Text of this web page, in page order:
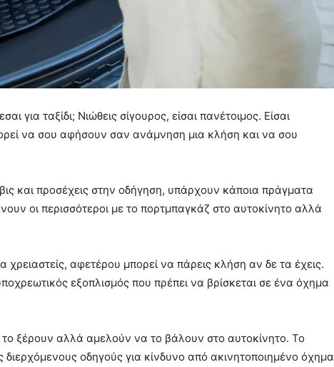
για ταξίδι; Νιώθεις σίγουρος, είσαι πανέτοιμος. Είσαι
να σου αφήσουν σαν ανάμνηση μια κλήση και να σου
και προσέχεις στην οδήγηση, υπάρχουν κάποια πράγματα
οι περισσότεροι με το πορτμπαγκάζ στο αυτοκίνητο αλλά
αφετέρου μπορεί να πάρεις κλήση αν δε τα έχεις.
εξοπλισμός που πρέπει να βρίσκεται σε ένα όχημα
το ξέρουν αλλά αμελούν να το βάλουν στο αυτοκίνητο. Το
διερχόμενους οδηγούς για κίνδυνο από ακινητοποιημένο όχημα